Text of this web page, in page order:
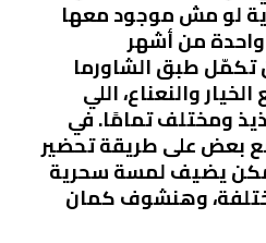
لو مش موجود معها
من أشهر
طبق الشاورما
والنعناع، اللي
ومختلف تمامًا. في
بعض على طريقة تحضير
يضيف لمسة سحرية
وهنشوف كمان